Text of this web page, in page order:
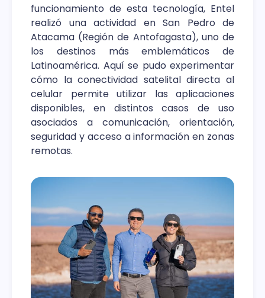
funcionamiento de esta tecnología, Entel
realizó una actividad en San Pedro de
Atacama (Región de Antofagasta), uno de
los destinos más emblemáticos de
Latinoamérica. Aquí se pudo experimentar
cómo la conectividad satelital directa al
celular permite utilizar las aplicaciones
disponibles, en distintos casos de uso
asociados a comunicación, orientación,
seguridad y acceso a información en zonas
remotas.